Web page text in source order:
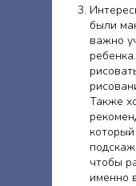
были
важно
Также
чтобы
именно
Прием ТОЛЬКО по записи